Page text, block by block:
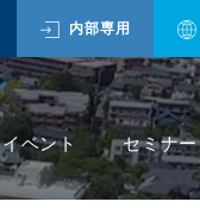
内部専用
イベント セミナー